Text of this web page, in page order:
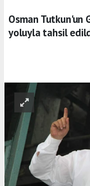
Osman Tutkun'un
yoluyla tahsil